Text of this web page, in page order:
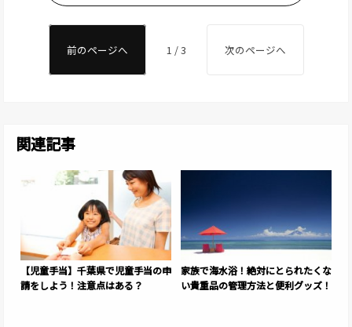
前のページへ 1 / 3 次のページへ
関連記事
【児童手当】千葉県で児童手当の申
請をしよう！注意点はある？
家族で海水浴！絶対にとられたくな
い貴重品の管理方法と便利グッズ！